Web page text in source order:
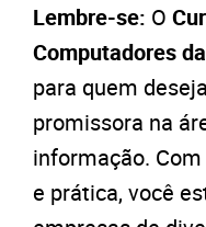
Lembre-se: O
Computadores
para quem
promissora na
informação.
e prática, você